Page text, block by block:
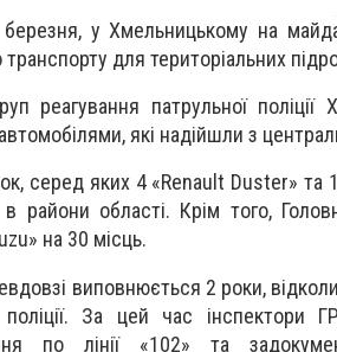
березня, у Хмельницькому на
для територіальних
реагування патрульної
які надійшли з
серед яких 4 «Renault Duster»
в райони області. Крім того,
на 30 місць.
виповнюється 2 роки,
поліції. За цей час інспектори
по лінії «102» та